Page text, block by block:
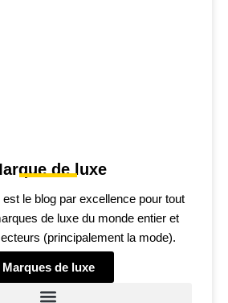
de luxe
le blog par excellence pour tout
de luxe du monde entier et
(principalement la mode).
Marques de luxe